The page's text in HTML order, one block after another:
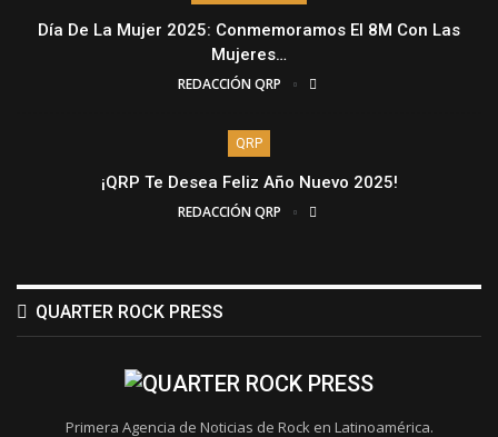
Día De La Mujer 2025: Conmemoramos El 8M Con Las
Mujeres…
REDACCIÓN QRP
QRP
¡QRP Te Desea Feliz Año Nuevo 2025!
REDACCIÓN QRP
QUARTER ROCK PRESS
Primera Agencia de Noticias de Rock en Latinoamérica.